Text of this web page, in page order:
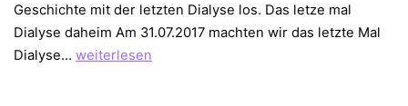
Geschichte mit der letzten Dialyse los. Das letze mal
Dialyse daheim Am 31.07.2017 machten wir das letzte Mal
Dialyse… Nierenlebendspende
weiterlesen